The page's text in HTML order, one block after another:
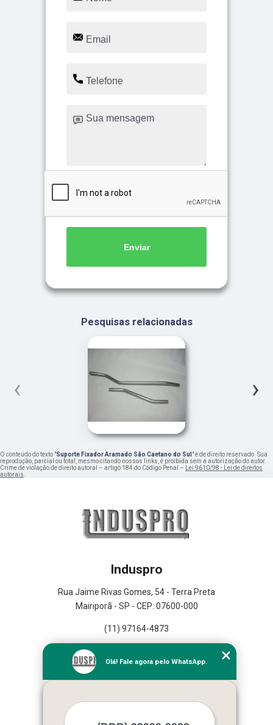
Enviar
Pesquisas relacionadas
‹ ›
O conteúdo do texto "Suporte Fixador Aramado São Caetano do Sul " é de direito reservado. Sua
reprodução, parcial ou total, mesmo citando nossos links, é proibida sem a autorização do autor.
Crime de violação de direito autoral – artigo 184 do Código Penal – Lei 9610/98 - Lei de direitos
autorais.
Induspro
Rua Jaime Rivas Gomes, 54 - Terra Preta
Mairiporã - SP - CEP: 07600-000
(11) 97164-4873
Empresa
Missão
Mapa do site
Olá! Fale agora pelo WhatsApp.